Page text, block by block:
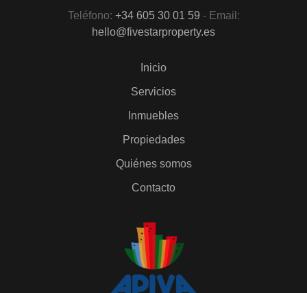
Teléfono: +34 605 30 01 59 - Email:
hello@fivestarproperty.es
Inicio
Servicios
Inmuebles
Propiedades
Quiénes somos
Contacto